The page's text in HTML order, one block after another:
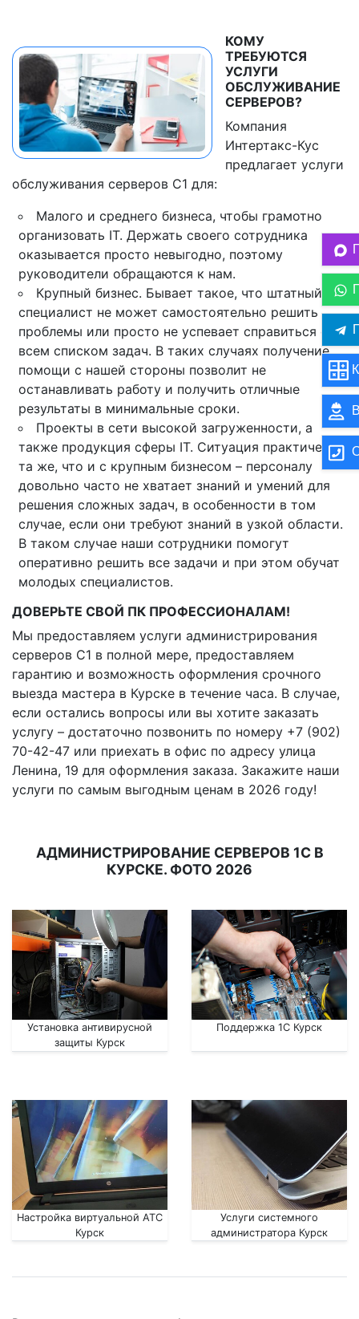
КОМУ
ТРЕБУЮТСЯ
УСЛУГИ
ОБСЛУЖИВАНИЕ
СЕРВЕРОВ?
Компания
Интертакс-Кус
предлагает услуги
обслуживания серверов С1 для:
Малого и среднего бизнеса, чтобы грамотно
организовать IT. Держать своего сотрудника
оказывается просто невыгодно, поэтому
руководители обращаются к нам.
Крупный бизнес. Бывает такое, что штатный
специалист не может самостоятельно решить
проблемы или просто не успевает справиться со
всем списком задач. В таких случаях получение
помощи с нашей стороны позволит не
останавливать работу и получить отличные
результаты в минимальные сроки.
Проекты в сети высокой загруженности, а
также продукция сферы IT. Ситуация практически
та же, что и с крупным бизнесом – персоналу
довольно часто не хватает знаний и умений для
решения сложных задач, в особенности в том
случае, если они требуют знаний в узкой области.
В таком случае наши сотрудники помогут
оперативно решить все задачи и при этом обучат
молодых специалистов.
ДОВЕРЬТЕ СВОЙ ПК ПРОФЕССИОНАЛАМ!
Мы предоставляем услуги администрирования
серверов С1 в полной мере, предоставляем
гарантию и возможность оформления срочного
выезда мастера в Курске в течение часа. В случае,
если остались вопросы или вы хотите заказать
услугу – достаточно позвонить по номеру +7 (902)
70-42-47 или приехать в офис по адресу улица
Ленина, 19 для оформления заказа. Закажите наши
услуги по самым выгодным ценам в 2026 году!
АДМИНИСТРИРОВАНИЕ СЕРВЕРОВ 1С В
КУРСКЕ. ФОТО 2026
Установка антивирусной
защиты Курск
Поддержка 1С Курск
Настройка виртуальной АТС
Курск
Услуги системного
администратора Курск